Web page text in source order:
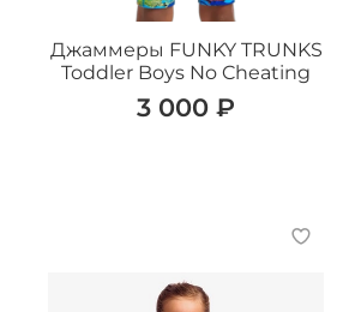
Джаммеры FUNKY TRUNKS
Toddler Boys No Cheating
3 000 ₽